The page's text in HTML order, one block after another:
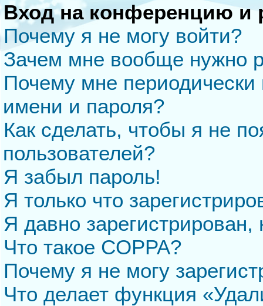
Вход на конференцию и
Почему я не могу войти?
Зачем мне вообще нужно
Почему мне периодически
имени и пароля?
Как сделать, чтобы я не
пользователей?
Я забыл пароль!
Я только что
Я давно
Что такое COPPA?
Почему я не могу
Что делает функция